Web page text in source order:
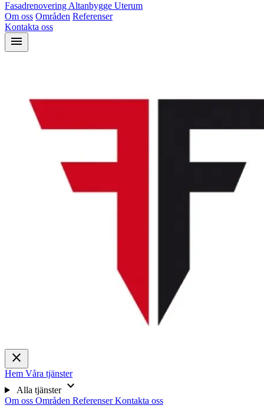
Fasadrenovering Altanbygge Uterum
Om oss Områden Referenser
Kontakta oss
menu
close
Hem Våra tjänster
Alla tjänster expand_more
Om oss Områden ReferenserKontakta oss